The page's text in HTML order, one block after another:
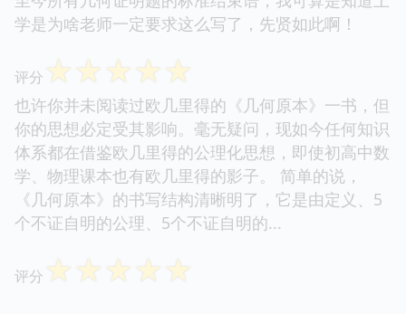
学是为啥老师一定要求这么写了，先贤如此啊！
评分 ☆☆☆☆☆
也许你并未阅读过欧几里得的《几何原本》一书，但
你的思想必定受其影响。毫无疑问，现如今任何知识
体系都在借鉴欧几里得的公理化思想，即使初高中数
学、物理课本也有欧几里得的影子。 简单的说，
《几何原本》的书写结构清晰明了，它是由定义、5
个不证自明的公理、5个不证自明的...
评分 ☆☆☆☆☆